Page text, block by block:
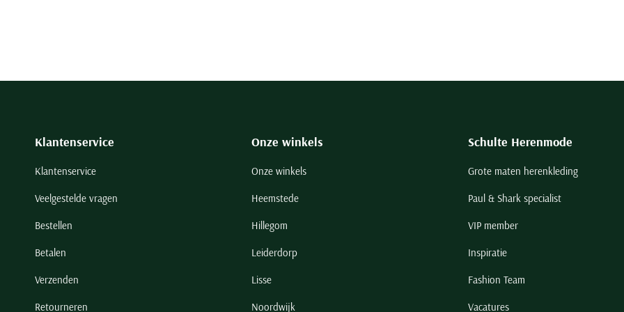
Klantenservice
Klantenservice
Veelgestelde vragen
Bestellen
Betalen
Verzenden
Retourneren
Onze winkels
Onze winkels
Heemstede
Hillegom
Leiderdorp
Lisse
Noordwijk
Schulte Herenmode
Grote maten herenkleding
Paul & Shark specialist
VIP member
Inspiratie
Fashion Team
Vacatures